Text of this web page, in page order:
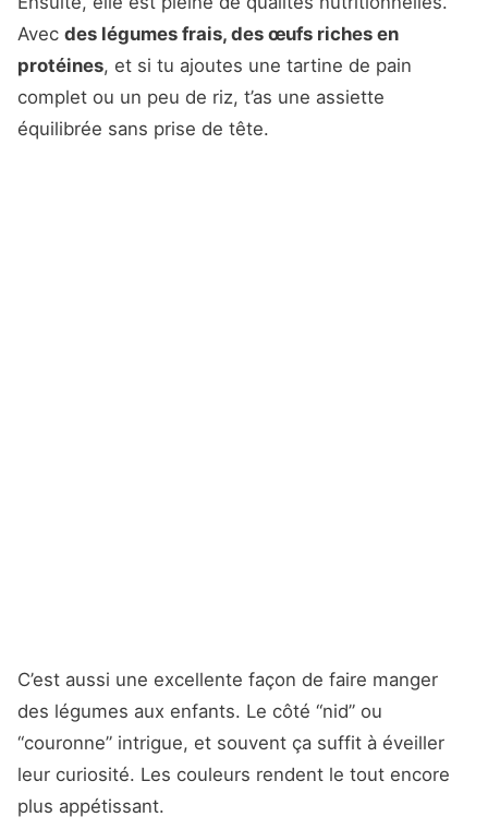
Avec des légumes frais, des œufs riches en
protéines, et si tu ajoutes une tartine de pain
complet ou un peu de riz, t’as une assiette
équilibrée sans prise de tête.
C’est aussi une excellente façon de faire manger
des légumes aux enfants. Le côté “nid” ou
“couronne” intrigue, et souvent ça suffit à éveiller
leur curiosité. Les couleurs rendent le tout encore
plus appétissant.